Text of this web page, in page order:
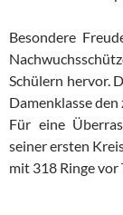
Besondere
Schülern hervor.
Damenklasse
Für eine
seiner ersten
mit 318 Ringe vor